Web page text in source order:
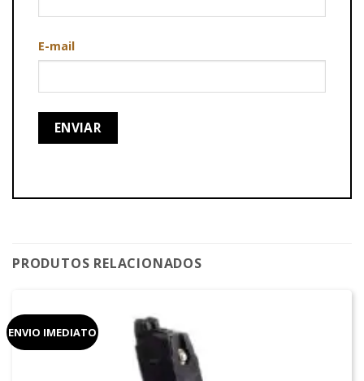
E-mail
PRODUTOS RELACIONADOS
ENVIO IMEDIATO